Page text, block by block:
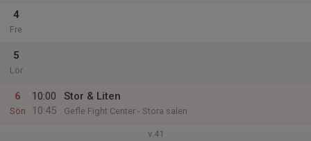
4
Fre
5
Lör
6
Sön
10:00
10:45
Stor & Liten
Gefle Fight Center - Stora salen
v.41